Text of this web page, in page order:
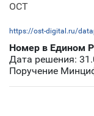
ОСТ
https://ost-digital.ru/
Номер в Едином
Дата решения:
Поручение